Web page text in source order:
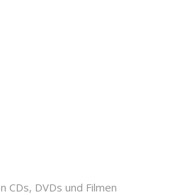
CDs, DVDs und Filmen